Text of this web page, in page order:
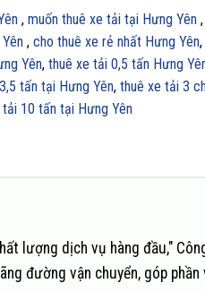
, muốn thuê xe tải tại Hưng Yên ,
, cho thuê xe rẻ nhất Hưng Yên,
Yên, thuê xe tải 0,5 tấn Hưng
tấn tại Hưng Yên, thuê xe tải 3
10 tấn tại Hưng Yên
lượng dịch vụ hàng đầu,"
đường vận chuyển, góp